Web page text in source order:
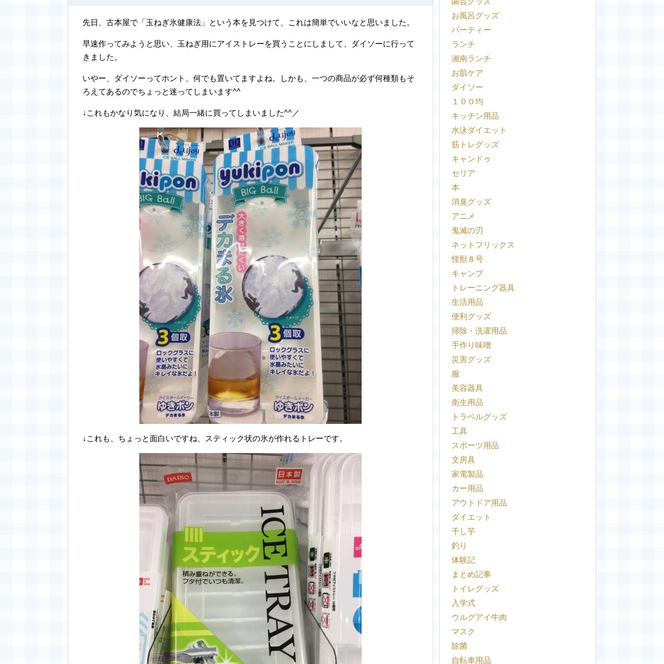
先日、古本屋で「玉ねぎ氷健康法」という本を見つけて、これは簡単でいいなと思いました。
早速作ってみようと思い、玉ねぎ用にアイストレーを買うことにしまして、ダイソーに行って
きました。
いやー、ダイソーってホント、何でも置いてますよね。しかも、一つの商品が必ず何種類もそ
ろえてあるのでちょっと迷ってしまいます^^
↓これもかなり気になり、結局一緒に買ってしまいました^^／
↓これも、ちょっと面白いですね、スティック状の氷が作れるトレーです。
お風呂グッズ
パーティー
ランチ
湘南ランチ
お肌ケア
ダイソー
１００均
キッチン用品
水泳ダイエット
筋トレグッズ
キャンドゥ
セリア
本
消臭グッズ
アニメ
鬼滅の刃
ネットフリックス
怪獣８号
キャンプ
トレーニング器具
生活用品
便利グッズ
掃除・洗濯用品
手作り味噌
災害グッズ
服
美容器具
衛生用品
トラベルグッズ
工具
スポーツ用品
文房具
家電製品
カー用品
アウトドア用品
ダイエット
干し芋
釣り
体験記
まとめ記事
トイレグッズ
入学式
ウルグアイ牛肉
マスク
除菌
自転車用品